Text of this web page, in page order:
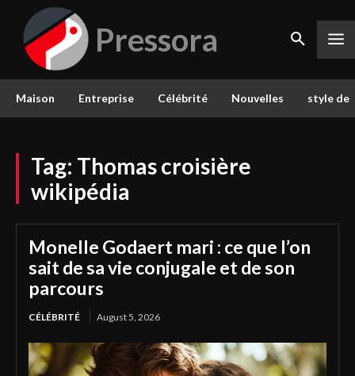
Pressora
Maison Entreprise Célébrité Nouvelles style de
Tag: Thomas croisière
wikipédia
Monelle Godaert mari : ce que l’on
sait de sa vie conjugale et de son
parcours
CÉLÉBRITÉ August 5, 2026